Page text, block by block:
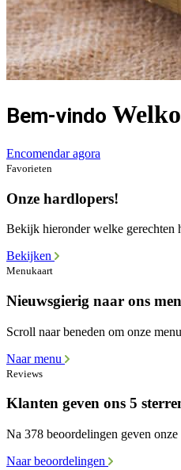
Bem-vindo
Encomendar agora
Favorieten
Onze hardlopers!
Bekijk hieronder welke gerechten
Bekijken
Menukaart
Nieuwsgierig naar ons
Scroll naar beneden om onze
Naar menu
Reviews
Klanten geven ons 5
Na 378 beoordelingen geven
Naar beoordelingen